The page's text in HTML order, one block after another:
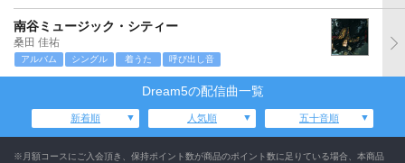
南谷ミュージック・シティー
桑田 佳祐
アルバム シングル 着うた 呼び出し音
Dream5の配信曲一覧
新着順 人気順 五十音順
※月額コースにご入会頂き、保持ポイント数が商品のポイント数に足りている場合、本商品